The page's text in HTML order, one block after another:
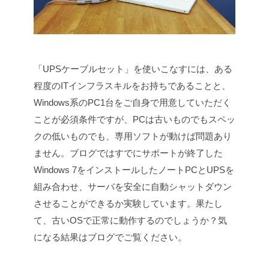
「UPSケーブルセット」を使いこなすには、ある
程度のITインフラスキルをお持ちであることと、
Windows系のPC1台をご自身で用意していただく
ことが必須条件ですが、PCは古いものでもスペッ
クの低いものでも、専用ソフトが動けば問題あり
ません。 ブログではすでにサポートが終了した
Windows 7をインストールしたノートPCとUPSを
組み合わせ、サーバを安全に自動シャットダウン
させることができるか実験しています。 果たし
て、古いOSで正常に動作するのでしょうか？ 気
になる結果はブログでご覧ください。